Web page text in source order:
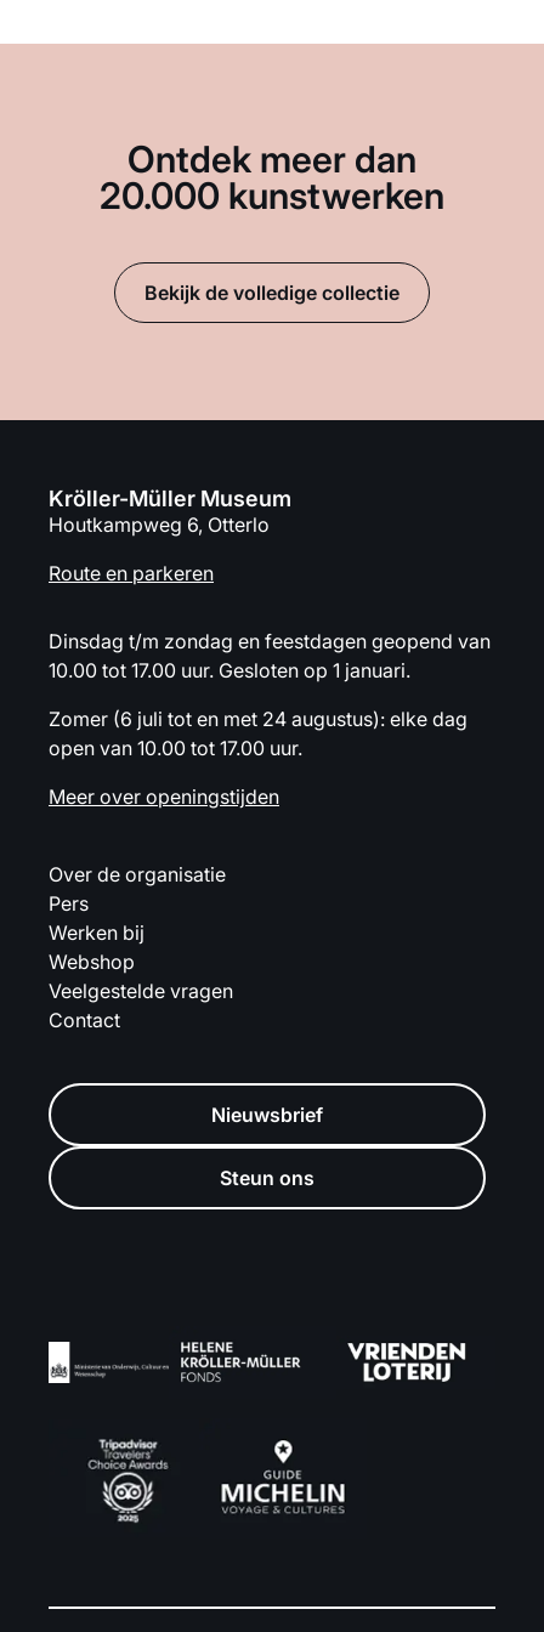
Ontdek meer dan
20.000 kunstwerken
Bekijk de volledige collectie
Kröller-Müller Museum
Houtkampweg 6, Otterlo
Route en parkeren
Dinsdag t/m zondag en feestdagen geopend van
10.00 tot 17.00 uur. Gesloten op 1 januari.
Zomer (6 juli tot en met 24 augustus): elke dag
open van 10.00 tot 17.00 uur.
Meer over openingstijden
Over de organisatie
Pers
Werken bij
Webshop
Veelgestelde vragen
Contact
Nieuwsbrief
Steun ons